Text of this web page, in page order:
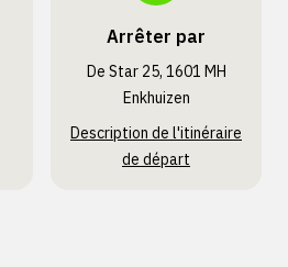
Arrêter par
De Star 25, 1601 MH
Enkhuizen
Description de l'itinéraire
de départ